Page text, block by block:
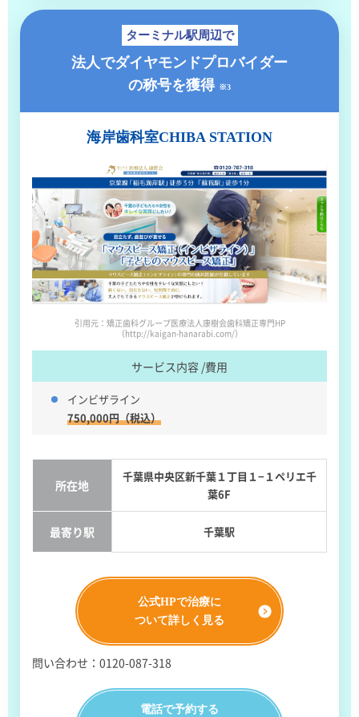
ターミナル駅周辺で
法人でダイヤモンドプロバイダー
の称号を獲得 ※3
海岸歯科室CHIBA STATION
引用元：矯正歯科グループ医療法人康樹会歯科矯正専門HP
（http://kaigan-hanarabi.com/）
サービス内容 /費用
インビザライン
750,000円（税込）
所在地
千葉県中央区新千葉１丁目１−１ペリエ千
葉6F
最寄り駅 千葉駅
公式HPで治療に
ついて詳しく見る
問い合わせ：0120-087-318
電話で予約する